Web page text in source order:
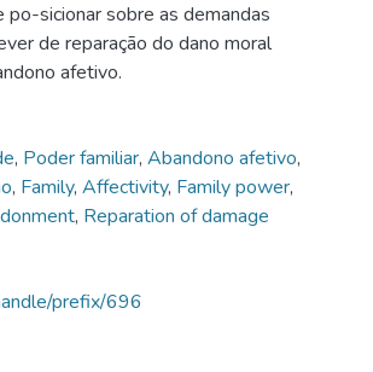
po-sicionar sobre as demandas
de reparação do dano moral
afetivo.
, Poder familiar, Abandono afetivo,
, Family, Affectivity, Family power,
, Reparation of damage
prefix/696